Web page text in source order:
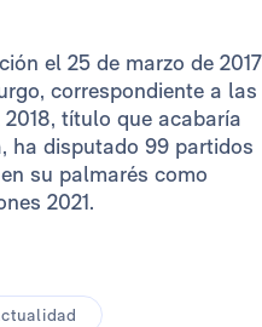
el 25 de marzo de 2017
correspondiente a las
título que acabaría
ha disputado 99 partidos
su palmarés como
2021.